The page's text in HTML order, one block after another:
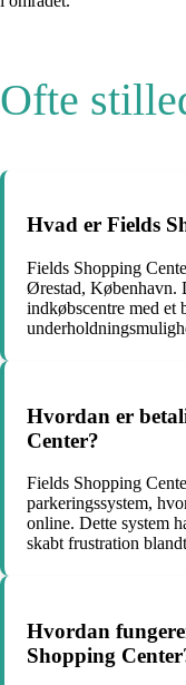
Ofte
Hvad er Fields
Fields Shopping
Ørestad, København.
indkøbscentre med et
Hvordan er
Center?
Fields Shopping
parkeringssystem,
online. Dette system
skabt frustration
Hvordan
Shopping